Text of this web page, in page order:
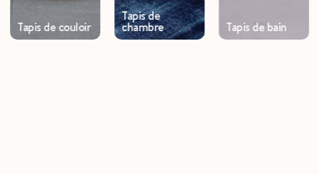
Tapis de couloir
Tapis de
chambre Tapis de bain